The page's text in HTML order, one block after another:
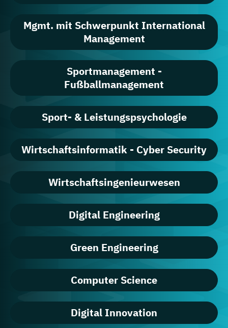
Mgmt. mit Schwerpunkt International
Management
Sportmanagement -
Fußballmanagement
Sport- & Leistungspsychologie
Wirtschaftsinformatik - Cyber Security
Wirtschaftsingenieurwesen
Digital Engineering
Green Engineering
Computer Science
Digital Innovation